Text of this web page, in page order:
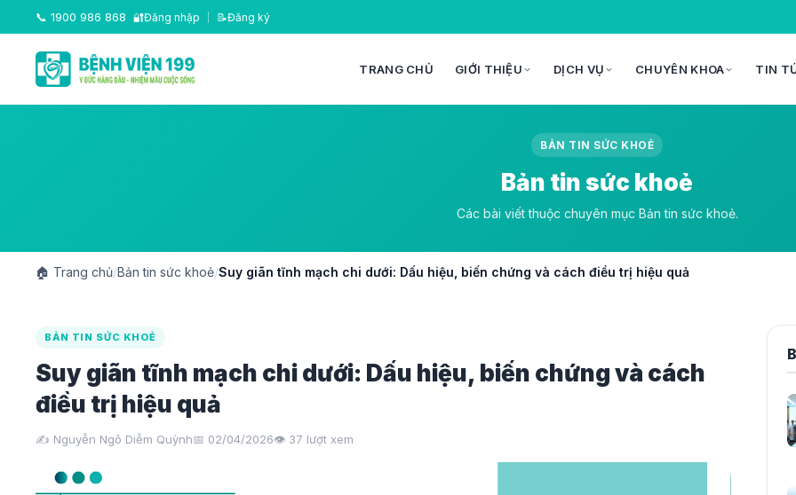
📞 1900 986 868 🔐Đăng nhập 📝Đăng ký
TRANG CHỦ GIỚI THIỆU DỊCH VỤ CHUYÊN KHOA TIN
BẢN TIN SỨC KHOẺ
Bản tin sức khoẻ
Các bài viết thuộc chuyên mục Bản tin sức khoẻ.
🏠 Trang chủ/Bản tin sức khoẻ/Suy giãn tĩnh mạch chi dưới: Dấu hiệu, biến chứng và cách điều trị hiệu quả
BẢN TIN SỨC KHOẺ
Suy giãn tĩnh mạch chi dưới: Dấu hiệu, biến chứng và cách
điều trị hiệu quả
✍️ Nguyễn Ngô Diễm Quỳnh📅 02/04/2026👁️ 37 lượt xem